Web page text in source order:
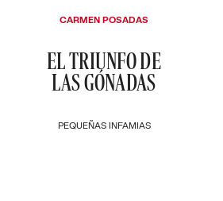
PEQUEÑAS INFAMIAS
EL TRIUNFO DE
LAS GÓNADAS
CARMEN POSADAS